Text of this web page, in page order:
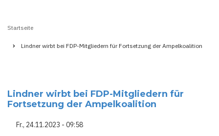
Startseite
Lindner wirbt bei FDP-Mitgliedern für Fortsetzung der Ampelkoalition
Lindner wirbt bei FDP-Mitgliedern für
Fortsetzung der Ampelkoalition
Fr., 24.11.2023 - 09:58